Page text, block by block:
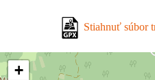
Stiahnuť súbor
+